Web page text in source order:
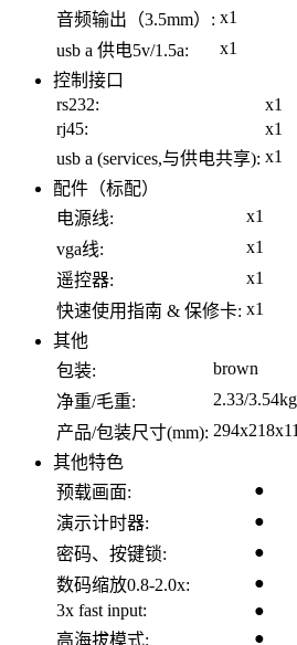
音频输出（3.5mm）: x1
usb a 供电5v/1.5a:
x1
控制接口
rs232:
x1
rj45:
x1
usb a (services,与供电共享): x1
配件（标配）
电源线:
x1
vga线:
x1
遥控器:
x1
快速使用指南 & 保修卡: x1
其他
包装:
brown
净重/毛重:
2.33/3.54kg
产品/包装尺寸(mm):
其他特色
预载画面:
●
演示计时器:
●
密码、按键锁:
●
数码缩放0.8-2.0x:
●
3x fast input:
●
高海拔模式:
●